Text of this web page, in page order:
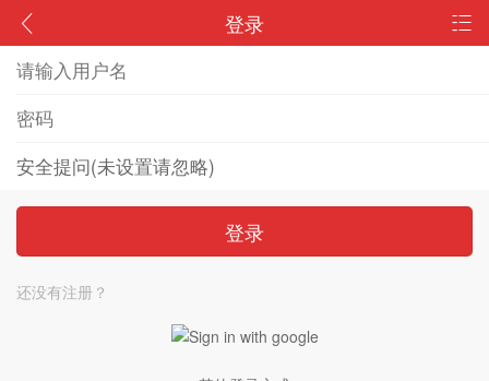
登录
登录
还没有注册？